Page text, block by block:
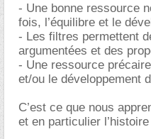
- Une bonne ressource
fois, l’équilibre et le
- Les filtres permettent
argumentées et des
- Une ressource
et/ou le développement
C’est ce que nous
et en particulier